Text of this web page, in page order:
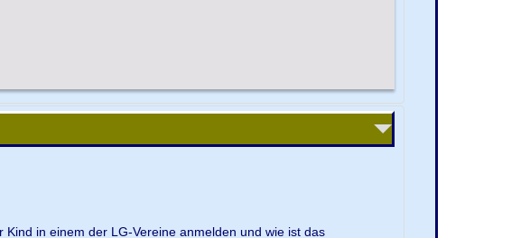
in einem der LG-Vereine anmelden und wie ist das